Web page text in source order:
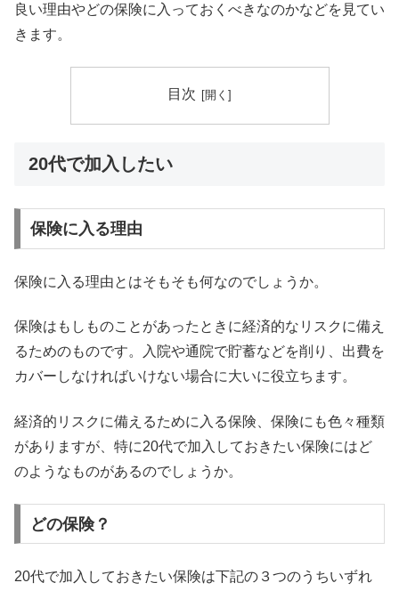
良い理由やどの保険に入っておくべきなのかなどを見てい
きます。
目次
20代で加入したい
保険に入る理由
保険に入る理由とはそもそも何なのでしょうか。
保険はもしものことがあったときに経済的なリスクに備え
るためのものです。入院や通院で貯蓄などを削り、出費を
カバーしなければいけない場合に大いに役立ちます。
経済的リスクに備えるために入る保険、保険にも色々種類
がありますが、特に20代で加入しておきたい保険にはど
のようなものがあるのでしょうか。
どの保険？
20代で加入しておきたい保険は下記の３つのうちいずれ